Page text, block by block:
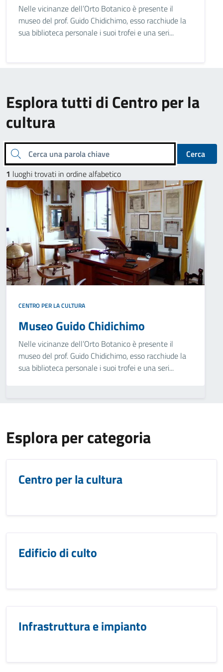
Nelle vicinanze dell’Orto Botanico è presente il
museo del prof. Guido Chidichimo, esso racchiude la
sua biblioteca personale i suoi trofei e una seri...
Esplora tutti di Centro per la
cultura
Cerca una parola chiave
Cerca
1 luoghi trovati in ordine alfabetico
CENTRO PER LA CULTURA
Museo Guido Chidichimo
Nelle vicinanze dell’Orto Botanico è presente il
museo del prof. Guido Chidichimo, esso racchiude la
sua biblioteca personale i suoi trofei e una seri...
Esplora per categoria
Centro per la cultura
Edificio di culto
Infrastruttura e impianto